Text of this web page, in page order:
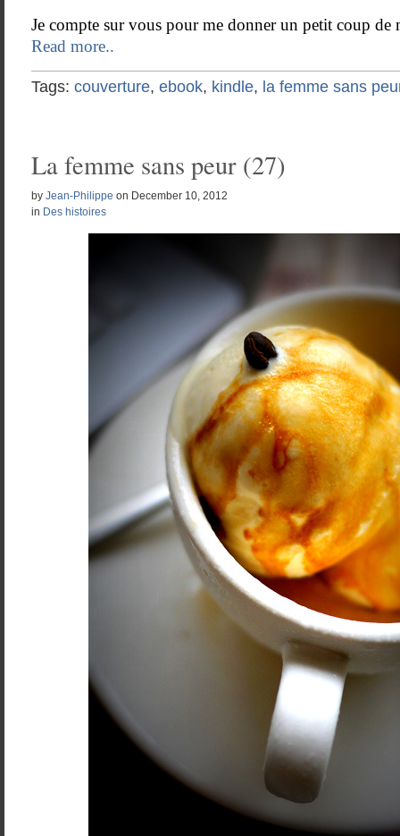
Je compte sur vous pour me donner un petit coup de
Read more..
Tags: couverture, ebook, kindle, la femme sans
La femme sans peur (27)
by Jean-Philippe on December 10, 2012
in Des histoires